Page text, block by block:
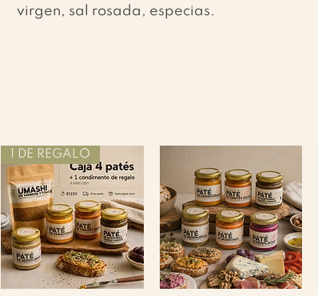
virgen, sal rosada, especias.
1 DE REGALO